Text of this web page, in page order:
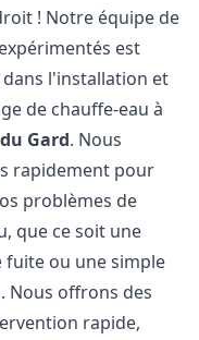
! Notre équipe de
est
dans l'installation et
de chauffe-eau à
Gard. Nous
rapidement pour
problèmes de
que ce soit une
fuite ou une simple
Nous offrons des
rapide,